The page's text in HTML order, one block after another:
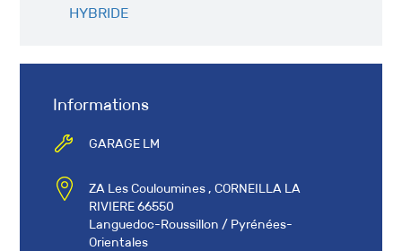
HYBRIDE
Informations
GARAGE LM
ZA Les Couloumines , CORNEILLA LA
RIVIERE 66550
Languedoc-Roussillon / Pyrénées-
Orientales